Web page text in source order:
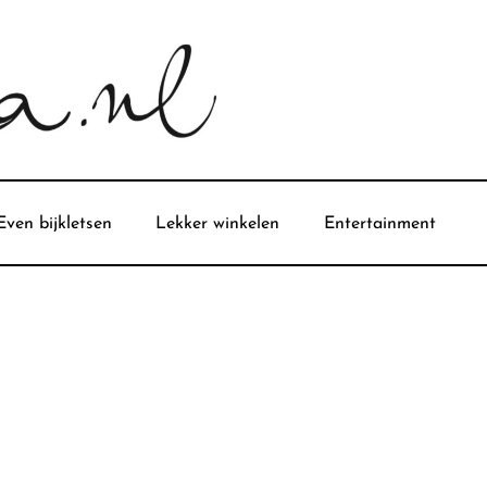
bijkletsen Lekker winkelen Entertainment